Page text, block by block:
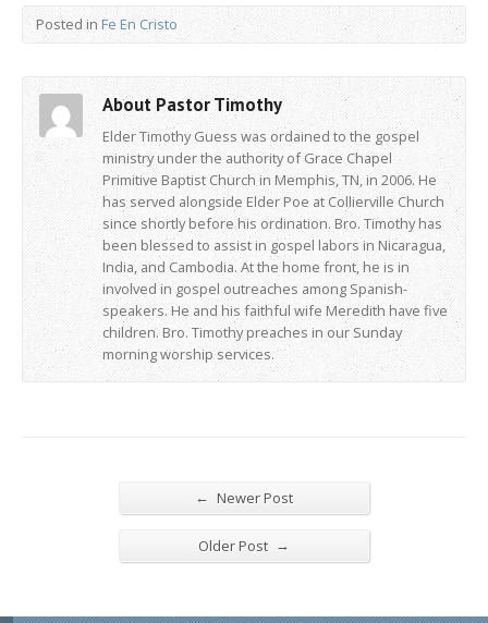
Posted in Fe En Cristo
About Pastor Timothy
Elder Timothy Guess was ordained to the gospel
ministry under the authority of Grace Chapel
Primitive Baptist Church in Memphis, TN, in 2006. He
has served alongside Elder Poe at Collierville Church
since shortly before his ordination. Bro. Timothy has
been blessed to assist in gospel labors in Nicaragua,
India, and Cambodia. At the home front, he is in
involved in gospel outreaches among Spanish-
speakers. He and his faithful wife Meredith have five
children. Bro. Timothy preaches in our Sunday
morning worship services.
← Newer Post
Older Post →